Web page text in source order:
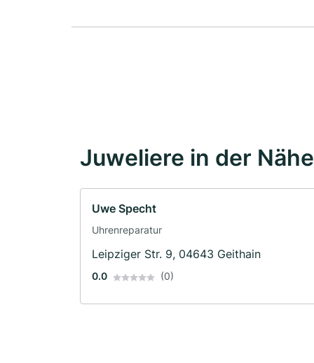
Juweliere in der Nähe
Uwe Specht
Uhrenreparatur
Leipziger Str. 9, 04643 Geithain
0.0 (0)